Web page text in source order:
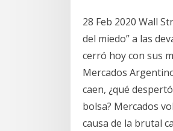
28 Feb 2020 Wall
del miedo” a las
cerró hoy con sus
Mercados
caen, ¿qué
bolsa? Mercados
causa de la brutal